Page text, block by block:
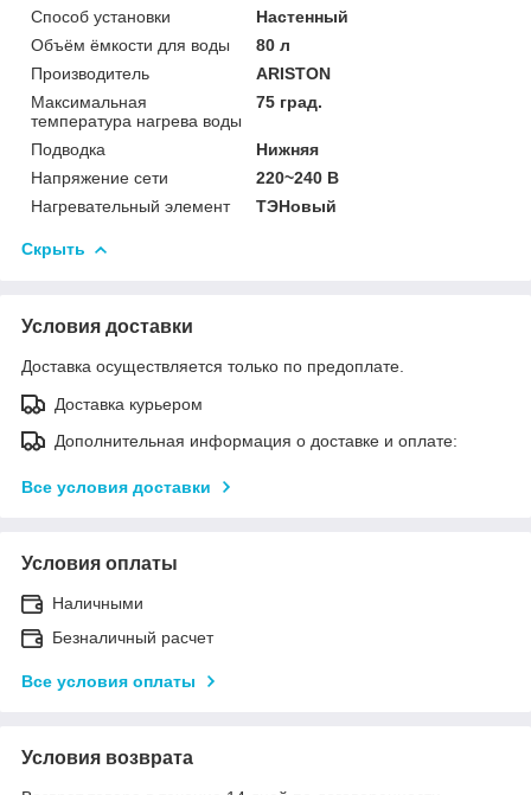
Способ установки
Настенный
Объём ёмкости для воды
80 л
Производитель
ARISTON
Максимальная
температура нагрева воды
75 град.
Подводка
Нижняя
Напряжение сети
220~240 В
Нагревательный элемент
ТЭНовый
Скрыть
Условия доставки
Доставка осуществляется только по предоплате.
Доставка курьером
Дополнительная информация о доставке и оплате:
Все условия доставки
Условия оплаты
Наличными
Безналичный расчет
Все условия оплаты
Условия возврата